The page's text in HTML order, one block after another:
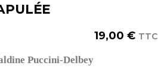
19,00 € TTC
Puccini-Delbey